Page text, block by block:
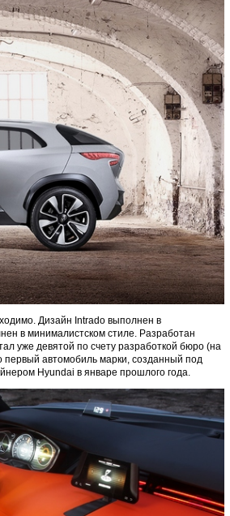
Дизайн Intrado выполнен в
в минималистском стиле. Разработан
уже девятой по счету разработкой бюро (на
первый автомобиль марки, созданный под
Hyundai в январе прошлого года.